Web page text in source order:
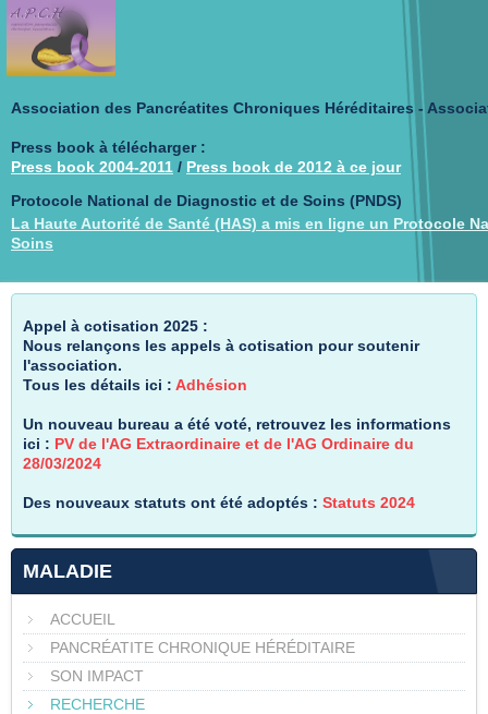
Association des Pancréatites Chroniques Héréditaires -
Press book à télécharger :
Press book 2004-2011 / Press book de 2012 à ce jour
Protocole National de Diagnostic et de Soins (PNDS)
La Haute Autorité de Santé (HAS) a mis en ligne un Protocole
Soins
Appel à cotisation 2025 :
Nous relançons les appels à cotisation pour soutenir
l'association.
Tous les détails ici : Adhésion
Un nouveau bureau a été voté, retrouvez les informations
ici : PV de l'AG Extraordinaire et de l'AG Ordinaire du
28/03/2024
Des nouveaux statuts ont été adoptés : Statuts 2024
MALADIE
ACCUEIL
PANCRÉATITE CHRONIQUE HÉRÉDITAIRE
SON IMPACT
RECHERCHE